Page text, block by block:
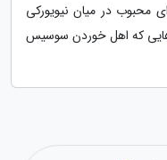
در میان نیویورکی
که اهل خوردن سوسیس